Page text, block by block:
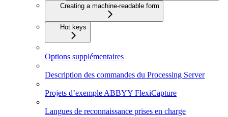
Creating a machine-readable form
Hot keys
Options supplémentaires
Description des commandes du Processing Server
Projets d’exemple ABBYY FlexiCapture
Langues de reconnaissance prises en charge